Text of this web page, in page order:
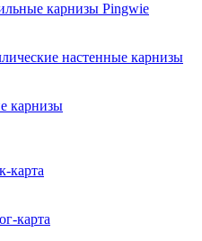
карнизы Pingwie
настенные карнизы
карнизы
карта
карта